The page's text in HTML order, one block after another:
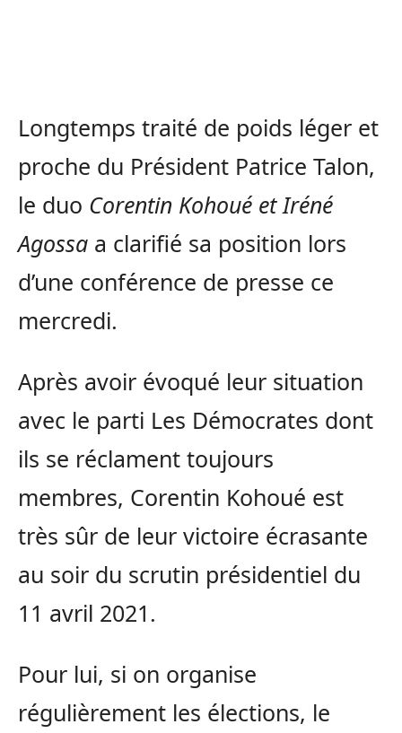
Longtemps traité de poids léger et
proche du Président Patrice Talon,
le duo Corentin Kohoué et Iréné
Agossa a clarifié sa position lors
d’une conférence de presse ce
mercredi.
Après avoir évoqué leur situation
avec le parti Les Démocrates dont
ils se réclament toujours
membres, Corentin Kohoué est
très sûr de leur victoire écrasante
au soir du scrutin présidentiel du
11 avril 2021.
Pour lui, si on organise
régulièrement les élections, le